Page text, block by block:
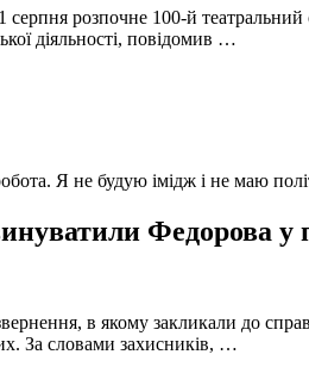
серпня розпочне 100-й
діяльності, повідомив …
Я не будую імідж і не маю
Федорова у
в якому закликали до
За словами захисників, …